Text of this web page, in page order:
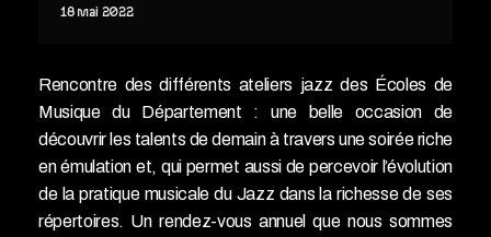
18 mai 2022
Rencontre des différents ateliers jazz des Écoles de
Musique du Département : une belle occasion de
découvrir les talents de demain à travers une soirée riche
en émulation et, qui permet aussi de percevoir l’évolution
de la pratique musicale du Jazz dans la richesse de ses
répertoires. Un rendez-vous annuel que nous sommes